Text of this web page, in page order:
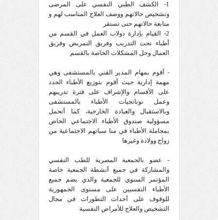
1- الكشف الطبي النفسي على المرضى
وتشخيص حالاتهم ووصف العلاج المناسب لهم و
متابعة حالاتهم حتى تستقر
2- القيام بإدارة دولاب العمل في القسم من
أطباء تحت التدريب وفريق التمريض وفريق
العمال وحل المشكلات الخاصة بالقسم
- أقوم بمهام المدير الفني بالمستشفى وهي
مهمة إدارية حيث أقوم بتوزيع الأطباء الجدد
على الأقسام والإشراف على فترة تدريبهم
وعمل نوباتجيات الأطباء بالمستشفى
وبالاستقبال والعيادة الخارجية، كما أتحمل
مسؤولية صندوق الأطباء الاجتماعي الخاص
بمجاملة الأطباء في منا سباتهم الاجتماعية من
زواج وولادة وغيرها
- عضو بالجمعية المصرية للطب النفسي
والمشاركة في جميع أنشطة الجمعية خاصة
المؤتمر السنوي للجمعية والذي يضم جميع
الأطباء النفسيين على مستوى الجمهورية
للوقوف على أحداث التطورات في مجال
التشخيص والعلاج للأمراض النفسية